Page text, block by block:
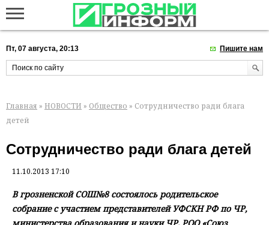
Пт, 07 августа, 20:13 Пишите нам
Главная » НОВОСТИ » Общество » Сотрудничество ради блага
детей
Сотрудничество ради блага детей
11.10.2013 17:10
В грозненской СОШ№8 состоялось родительское
собрание с участием представителей УФСКН РФ по ЧР,